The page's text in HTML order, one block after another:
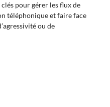
clés pour gérer les flux de
téléphonique et faire face
ou de